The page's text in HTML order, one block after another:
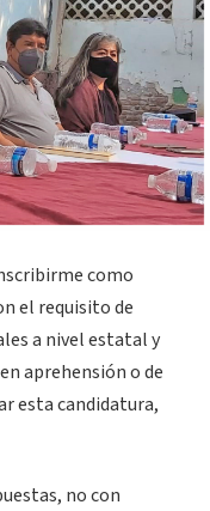
como
el requisito de
a nivel estatal y
aprehensión o de
esta candidatura,
no con